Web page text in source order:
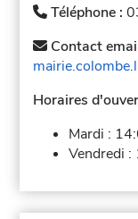
Téléphone :
Contact
Horaires
Mardi :
Vendredi :